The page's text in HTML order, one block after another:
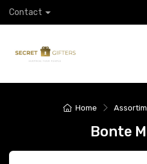
Contact
Home
Bonte